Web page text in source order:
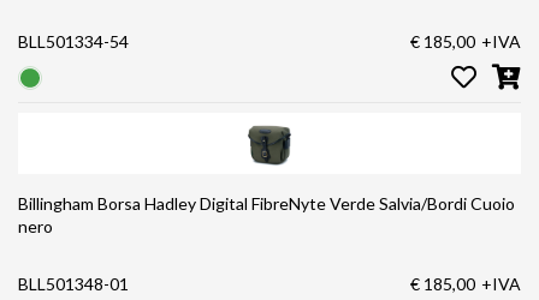
BLL501334-54 € 185,00 +IVA
Billingham Borsa Hadley Digital FibreNyte Verde Salvia/Bordi Cuoio
nero
BLL501348-01 € 185,00 +IVA